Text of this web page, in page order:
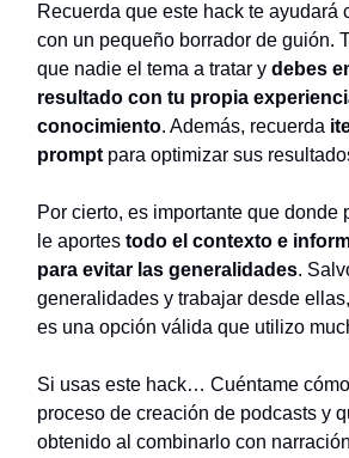
Recuerda que este hack te ayudará
con un pequeño borrador de guión.
que nadie el tema a tratar y debes
resultado con tu propia
conocimiento. Además, recuerda
promptpara optimizar sus
Por cierto, es importante que donde
le aportes todo el contexto e
para evitar las generalidades.
generalidades y trabajar desde
es una opción válida que utilizo
Si usas este hack… Cuéntame
proceso de creación de podcasts y
obtenido al combinarlo con